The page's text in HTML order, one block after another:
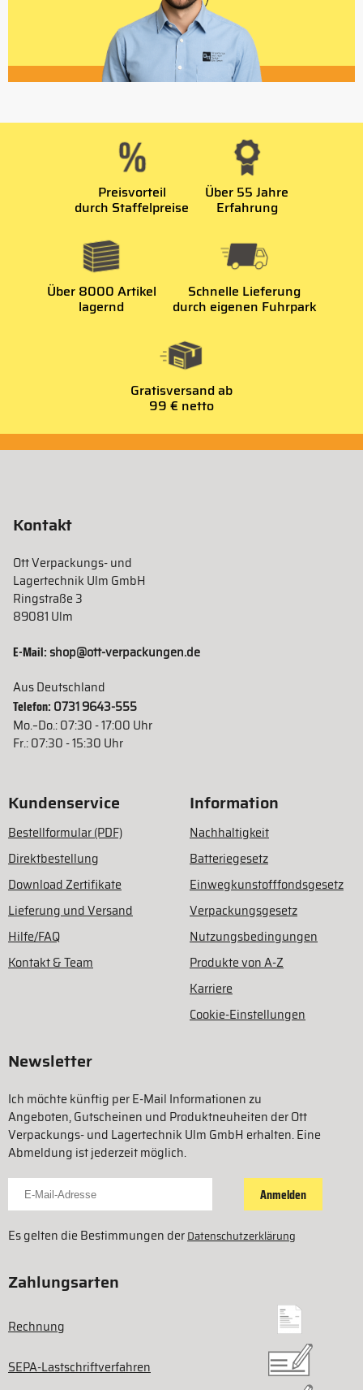
Preisvorteil
durch Staffelpreise
Über 55 Jahre
Erfahrung
Über 8000 Artikel
lagernd
Schnelle Lieferung
durch eigenen Fuhrpark
Gratisversand ab
99 € netto
Kontakt
Ott Verpackungs- und
Lagertechnik Ulm GmbH
Ringstraße 3
89081 Ulm
E-Mail:shop@ott-verpackungen.de
Aus Deutschland
Telefon: 0731 9643-555
Mo.–Do.: 07:30 - 17:00 Uhr
Fr.: 07:30 - 15:30 Uhr
Kundenservice
Bestellformular (PDF)
Direktbestellung
Download Zertifikate
Lieferung und Versand
Hilfe/FAQ
Kontakt & Team
Information
Nachhaltigkeit
Batteriegesetz
Einwegkunstofffondsgesetz
Verpackungsgesetz
Nutzungsbedingungen
Produkte von A-Z
Karriere
Cookie-Einstellungen
Newsletter
Ich möchte künftig per E-Mail Informationen zu
Angeboten, Gutscheinen und Produktneuheiten der Ott
Verpackungs- und Lagertechnik Ulm GmbH erhalten. Eine
Abmeldung ist jederzeit möglich.
Für Newsletter anmelden
Anmelden
Es gelten die Bestimmungen derDatenschutzerklärung
Zahlungsarten
Rechnung
SEPA-Lastschriftverfahren